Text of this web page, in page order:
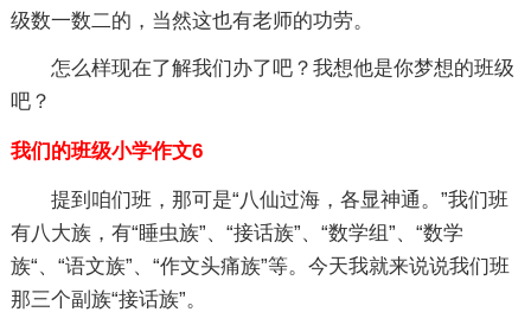
级数一数二的，当然这也有老师的功劳。
怎么样现在了解我们办了吧？我想他是你梦想的班级
吧？
我们的班级小学作文6
提到咱们班，那可是“八仙过海，各显神通。”我们班
有八大族，有“睡虫族”、“接话族”、“数学组”、“数学
族“、“语文族”、“作文头痛族”等。今天我就来说说我们班
那三个副族“接话族”。